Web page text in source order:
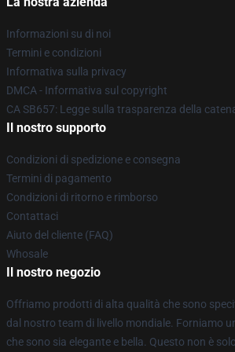
Informazioni su di noi
Termini e condizioni
Informativa sulla privacy
DMCA - Informativa sul copyright
CA SB657: Legge sulla trasparenza della
Il nostro supporto
Condizioni di spedizione e consegna
Termini di pagamento
Condizioni di ritorno e rimborso
Contattaci
Aiuto del cliente (FAQ)
Whosale
Il nostro negozio
Offriamo prodotti di alta qualità che sono
dal nostro team di livello mondiale. Forniamo
che sono sia elegante e bella. Questo non è